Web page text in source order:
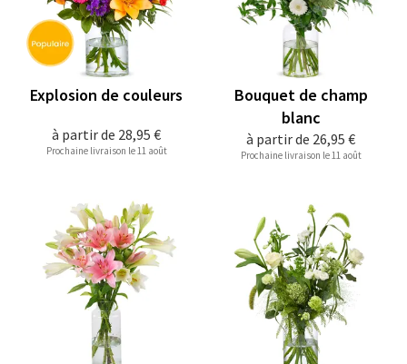
à partir de 28,95 €
Explosion de couleurs
Prochaine livraison le 11 août
à partir de 26,95 €
Bouquet de champ
blanc
Prochaine livraison le 11 août